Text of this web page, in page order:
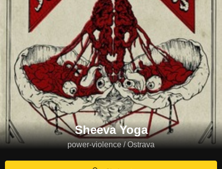
Sheeva Yoga
power-violence / Ostrava